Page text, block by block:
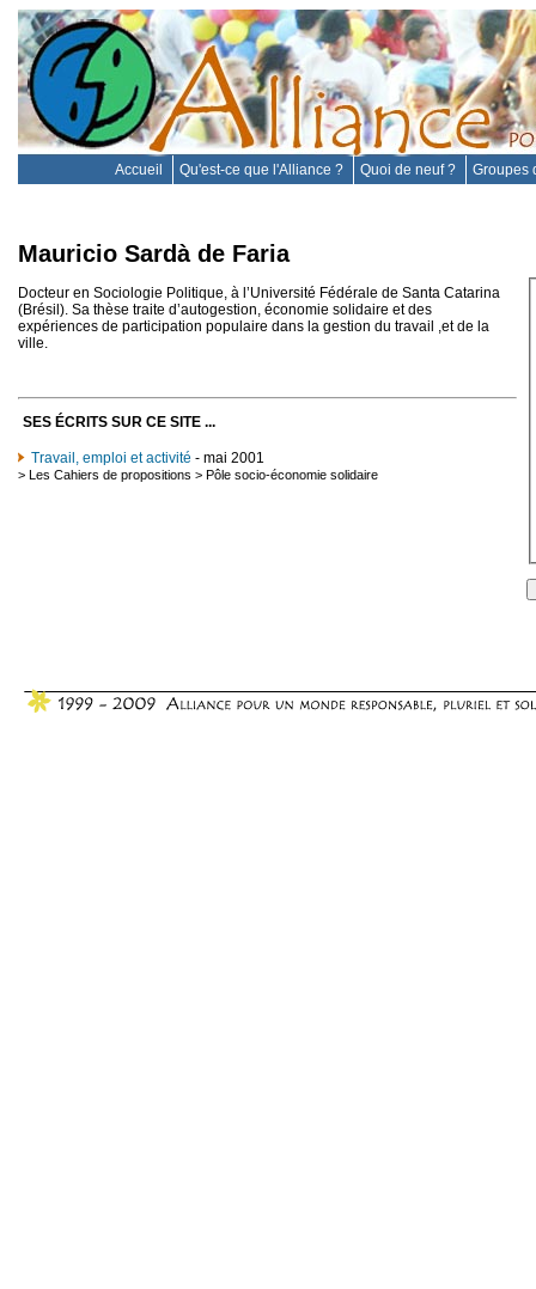
Accueil Qu'est-ce que l'Alliance ? Quoi de neuf ? Groupes
Mauricio Sardà de Faria
Docteur en Sociologie Politique, à l’Université Fédérale de Santa Catarina
(Brésil). Sa thèse traite d’autogestion, économie solidaire et des
expériences de participation populaire dans la gestion du travail ,et de la
ville.
SES ÉCRITS SUR CE SITE ...
Travail, emploi et activité - mai 2001
> Les Cahiers de propositions > Pôle socio-économie solidaire